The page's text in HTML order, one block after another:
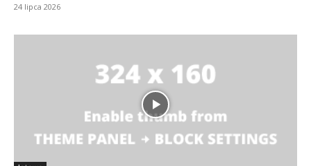
24 lipca 2026